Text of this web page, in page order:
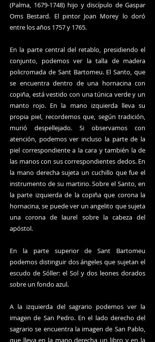
(Palma, 1679-1748)hijo y discípulo de Gaspar
Oms Bestard. El pintor Joan Morey lo doró
entre los años 1757 y 1765.
En la parte central del retablo, presidiendo el
conjunto, podemos ver la talla de madera
policromada de Sant Bartomeu. El Santo, que
se encuentra dentro de una hornacina con
copiña, está vestido con una túnica verde y un
manto rojo. En la mano izquierda lleva su
propia piel, recordemos que, según tradición,
murió despellejado. Si observamos con
atención, podemos ver incluso la parte de la
piel correspondiente a la cara y también la de
las manos con sus correspondientes dedos. En
la mano derecha sujeta un cuchillo que fue el
instrumento de su martirio. Sobre el Santo, en
la parte izquierda de la copiña que corona la
hornacina, se puede ver un angelito que sujeta
una corona de laurel sobre la cabeza del
apóstol.
En la parte superior de Sant Bartomeu
podemos distinguir dos ángeles que sujetan el
escudo de Sóller: el Sol y dos leones dorados
sobre un fondo azul.
A la izquierda del sagrario podemos ver la
imagen de San Pedro. En el lado derecho del
sagrario se encuentra la imagen de San Pablo,
que lleva en la mano derecha un libro y en la